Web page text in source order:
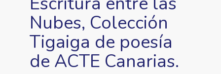
Nubes, Colección
Tigaiga de poesía
de ACTE Canarias.